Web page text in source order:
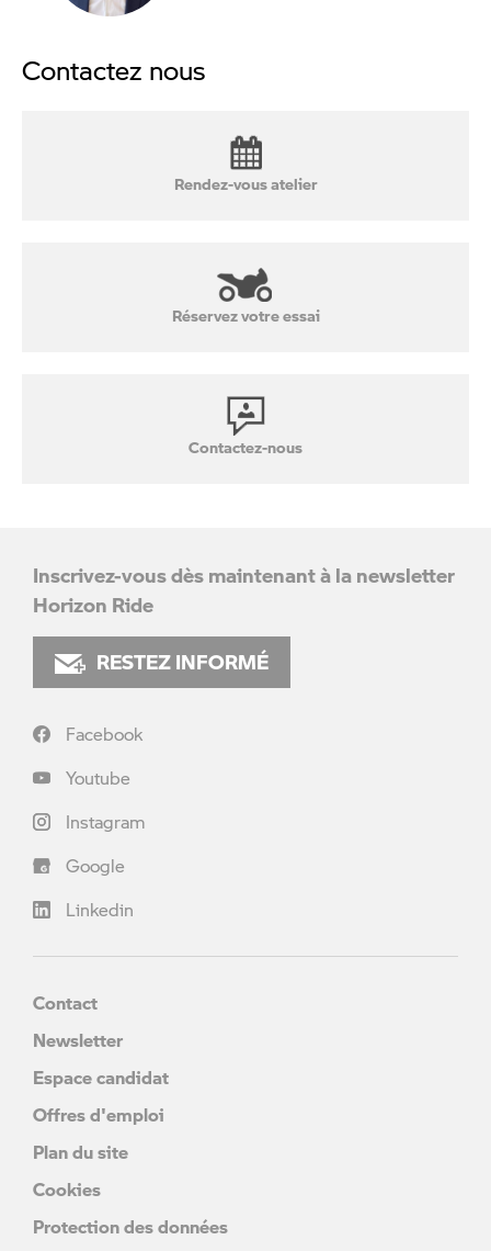
Contactez nous
Rendez-vous atelier
Réservez votre essai
Contactez-nous
Inscrivez-vous dès maintenant à la newsletter
Horizon Ride
RESTEZ INFORMÉ
Facebook
Youtube
Instagram
Google
Linkedin
Contact
Newsletter
Espace candidat
Offres d'emploi
Plan du site
Cookies
Protection des données